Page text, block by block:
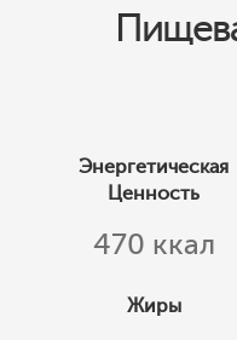
Энергетическая
Ценность
470 ккал
Жиры